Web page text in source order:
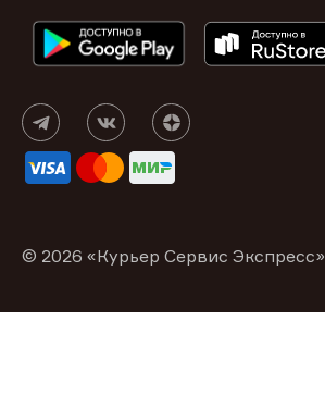
© 2026 «Курьер Сервис Экспресс»